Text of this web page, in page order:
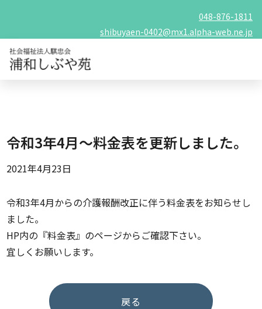
048-876-1811
shibuyaen-0402@mx1.alpha-web.ne.jp
令和3年4月～料金表を更新しました。
2021年4月23日
令和3年4月からの介護報酬改正に伴う料金表をお知らせし
ました。
HP内の『料金表』のページからご確認下さい。
宜しくお願いします。
戻る